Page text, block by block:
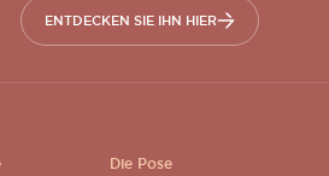
ENTDECKEN SIE IHN HIER
Die Pose